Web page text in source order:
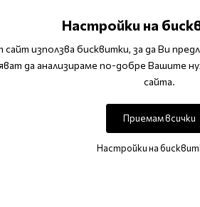
нанесете върху влажна или суха
/ Diamond Серуми за коса
Настройки на
използва бисквитки, за да Ви
да анализираме по-добре Вашите
сайта.
Приемам всички
Настройки на